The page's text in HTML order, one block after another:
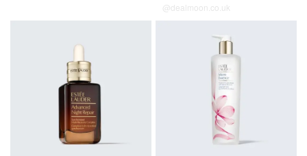
@dealmoon.co.uk